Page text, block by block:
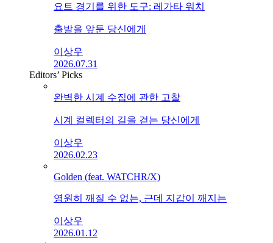
요트 경기를 위한 도구: 레가타 워치
출발을 앞둔 당신에게
이상우
2026.07.31
Editors’ Picks
완벽한 시계 수집에 관한 고찰
시계 컬렉터의 길을 걷는 당신에게
이상우
2026.02.23
Golden (feat. WATCHR/X)
영원히 깨질 수 없는, 근데 지갑이 깨지는
이상우
2026.01.12